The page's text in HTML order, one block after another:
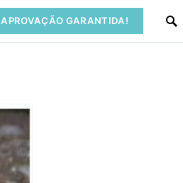
APROVAÇÃO GARANTIDA!